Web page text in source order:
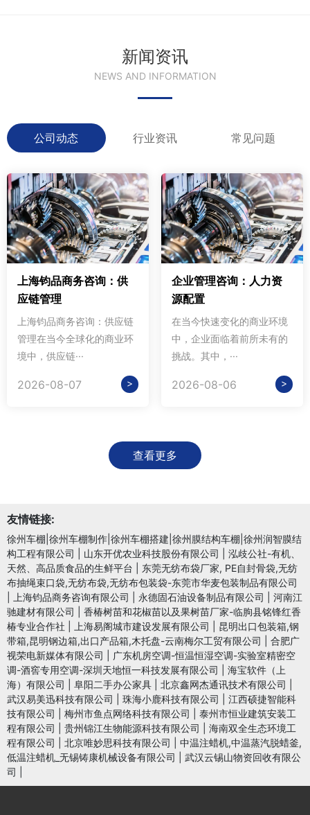
新闻资讯
NEWS AND INFORMATION
公司动态 行业资讯 常见问题
上海钧品商务咨询：供
应链管理
上海钧品商务咨询：供应链
管理在当今全球化的商业环
境中，供应链···
2026-08-07 >
企业管理咨询：人力资
源配置
在当今快速变化的商业环境
中，企业面临着前所未有的
挑战。其中，···
2026-08-06 >
查看更多
友情链接:
徐州车棚|徐州车棚制作|徐州车棚搭建|徐州膜结构车棚|徐州润智膜结
构工程有限公司
山东开优农业科技股份有限公司
泓歧公社-有机、
天然、高品质食品的生鲜平台
东莞无纺布袋厂家, PE自封骨袋,无纺
布抽绳束口袋,无纺布袋,无纺布包装袋-东莞市华麦包装制品有限公司
上海钧品商务咨询有限公司 永德固石油设备制品有限公司
河南江
驰建材有限公司
香椿树苗和花椒苗以及果树苗厂家-临朐县铭锋红香
椿专业合作社
上海易阁城市建设发展有限公司
昆明出口包装箱,钢
带箱,昆明钢边箱,出口产品箱,木托盘-云南梅尔工贸有限公司
合肥广
视荣电新媒体有限公司
广东机房空调-恒温恒湿空调-实验室精密空
调-酒窖专用空调-深圳天地恒一科技发展有限公司
海宝软件（上
海）有限公司
阜阳二手办公家具 北京鑫网杰通讯技术有限公司
武汉易美迅科技有限公司
珠海小鹿科技有限公司
江西硕捷智能科
技有限公司
梅州市鱼点网络科技有限公司
泰州市恒业建筑安装工
程有限公司
贵州锦江生物能源科技有限公司
海南双全生态环境工
程有限公司
北京唯妙思科技有限公司
中温注蜡机,中温蒸汽脱蜡釜,
低温注蜡机_无锡铸康机械设备有限公司
武汉云锡山物资回收有限公
司